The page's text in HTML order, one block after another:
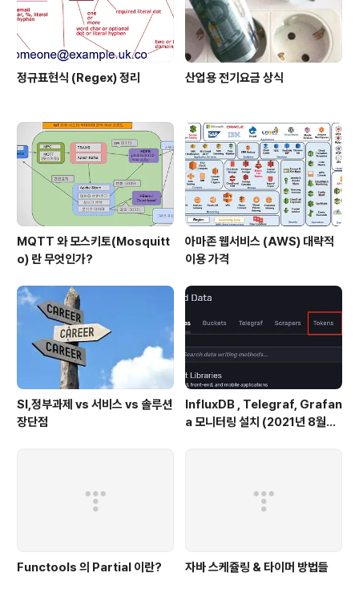
럼통에 무엇이 들어 있는지는 다..
정규표현식 (Regex) 정리 산업용 전기요금 상식
MQTT 와 모스키토(Mosquitt
o) 란 무엇인가?
아마존 웹서비스 (AWS) 대략적
이용 가격
SI,정부과제 vs 서비스 vs 솔루션
장단점
InfluxDB , Telegraf, Grafan
a 모니터링 설치 (2021년 8월기
Functools 의 Partial 이란? 자바 스케쥴링 & 타이머 방법들